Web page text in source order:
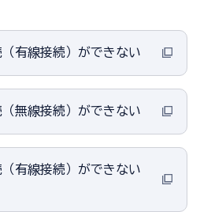
有線接続）ができない
無線接続）ができない
有線接続）ができない